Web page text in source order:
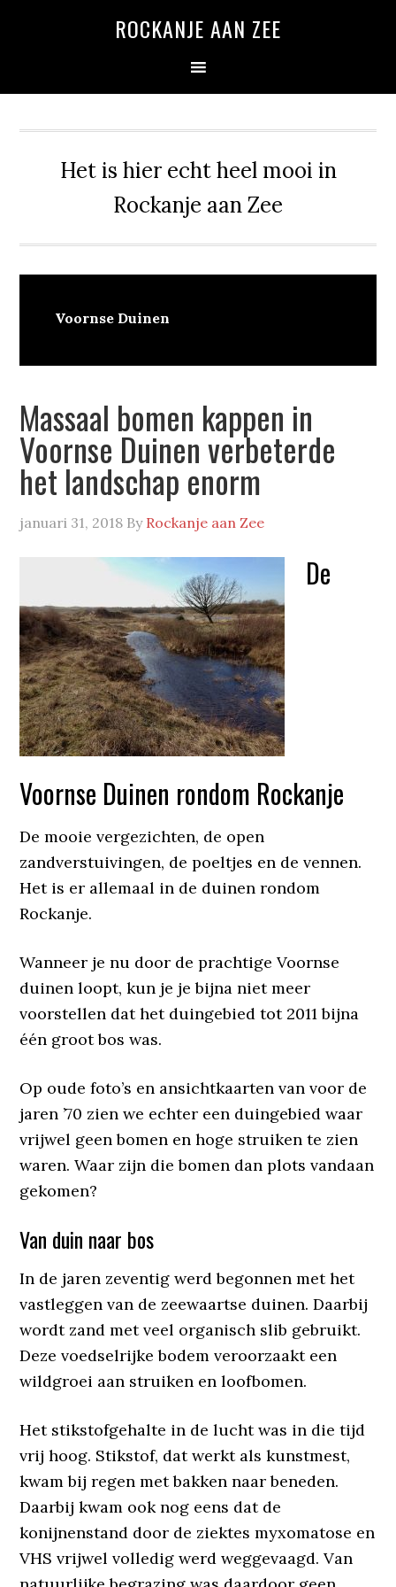
ROCKANJE AAN ZEE
Het is hier echt heel mooi in
Rockanje aan Zee
Voornse Duinen
Massaal bomen kappen in
Voornse Duinen verbeterde
het landschap enorm
januari 31, 2018 By Rockanje aan Zee
De
Voornse Duinen rondom Rockanje
De mooie vergezichten, de open
zandverstuivingen, de poeltjes en de vennen.
Het is er allemaal in de duinen rondom
Rockanje.
Wanneer je nu door de prachtige Voornse
duinen loopt, kun je je bijna niet meer
voorstellen dat het duingebied tot 2011 bijna
één groot bos was.
Op oude foto’s en ansichtkaarten van voor de
jaren ’70 zien we echter een duingebied waar
vrijwel geen bomen en hoge struiken te zien
waren. Waar zijn die bomen dan plots vandaan
gekomen?
Van duin naar bos
In de jaren zeventig werd begonnen met het
vastleggen van de zeewaartse duinen. Daarbij
wordt zand met veel organisch slib gebruikt.
Deze voedselrijke bodem veroorzaakt een
wildgroei aan struiken en loofbomen.
Het stikstofgehalte in de lucht was in die tijd
vrij hoog. Stikstof, dat werkt als kunstmest,
kwam bij regen met bakken naar beneden.
Daarbij kwam ook nog eens dat de
konijnenstand door de ziektes myxomatose en
VHS vrijwel volledig werd weggevaagd. Van